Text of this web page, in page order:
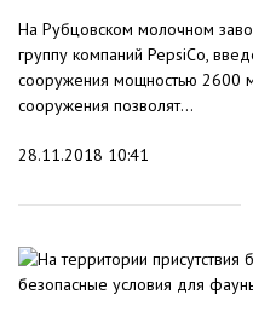
На Рубцовском молочном
группу компаний PepsiCo,
сооружения мощностью 2600
сооружения позволят...
28.11.2018 10:41